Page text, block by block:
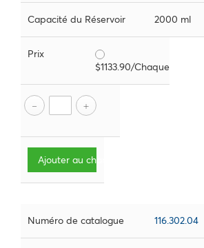
Capacité du Réservoir 2000 ml
Prix
$1133.90/Chaque
Ajouter au chariot
Numéro de catalogue 116.302.04